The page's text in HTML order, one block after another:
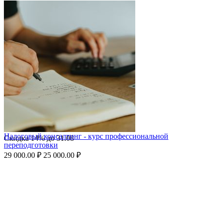
Скидка14%до31.08
Налоговый консалтинг - курс профессиональной
переподготовки
29 000.00 ₽ 25 000.00 ₽